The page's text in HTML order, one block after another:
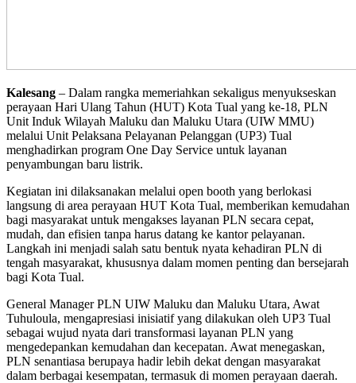
Kalesang – Dalam rangka memeriahkan sekaligus menyukseskan
perayaan Hari Ulang Tahun (HUT) Kota Tual yang ke-18, PLN
Unit Induk Wilayah Maluku dan Maluku Utara (UIW MMU)
melalui Unit Pelaksana Pelayanan Pelanggan (UP3) Tual
menghadirkan program One Day Service untuk layanan
penyambungan baru listrik.
Kegiatan ini dilaksanakan melalui open booth yang berlokasi
langsung di area perayaan HUT Kota Tual, memberikan kemudahan
bagi masyarakat untuk mengakses layanan PLN secara cepat,
mudah, dan efisien tanpa harus datang ke kantor pelayanan.
Langkah ini menjadi salah satu bentuk nyata kehadiran PLN di
tengah masyarakat, khususnya dalam momen penting dan bersejarah
bagi Kota Tual.
General Manager PLN UIW Maluku dan Maluku Utara, Awat
Tuhuloula, mengapresiasi inisiatif yang dilakukan oleh UP3 Tual
sebagai wujud nyata dari transformasi layanan PLN yang
mengedepankan kemudahan dan kecepatan. Awat menegaskan,
PLN senantiasa berupaya hadir lebih dekat dengan masyarakat
dalam berbagai kesempatan, termasuk di momen perayaan daerah.